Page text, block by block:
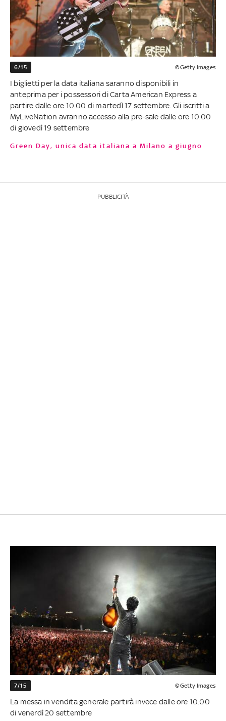
6/15 ©Getty Images
I biglietti per la data italiana saranno disponibili in
anteprima per i possessori di Carta American Express a
partire dalle ore 10.00 di martedì 17 settembre. Gli iscritti a
MyLiveNation avranno accesso alla pre-sale dalle ore 10.00
di giovedì 19 settembre
Green Day, unica data italiana a Milano a giugno
PUBBLICITÀ
7/15 ©Getty Images
La messa in vendita generale partirà invece dalle ore 10.00
di venerdì 20 settembre